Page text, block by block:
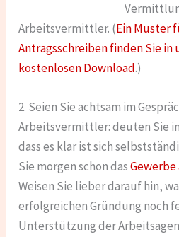
Arbeitsvermittler. (Ein Muster
Antragsschreiben finden Sie in
kostenlosen Download.)
2. Seien Sie achtsam im
Arbeitsvermittler: deuten Sie
dass es klar ist sich
Sie morgen schon das
Weisen Sie lieber darauf hin,
erfolgreichen Gründung noch
Unterstützung der